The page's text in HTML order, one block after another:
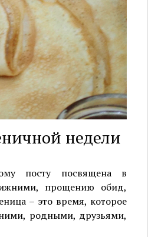
недели
посту посвящена в
прощению обид,
– это время, которое
родными, друзьями,